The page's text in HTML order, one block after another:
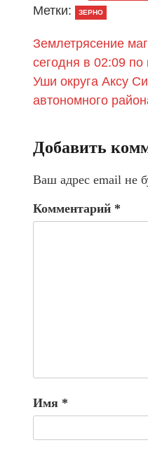
Метки: ЗЕРНО
Землетрясение
сегодня в 02:09
Уши округа Аксу
автономного
Добавить
Ваш адрес email не
Комментарий *
Имя *